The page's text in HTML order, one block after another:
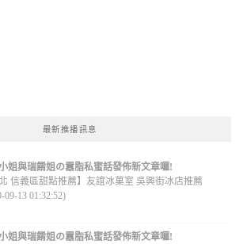
最新推播訊息
姐與瑞餚姐の囂脂私蜜話發佈新文章囉!
北 信義區甜點推薦】友誼冰菓室 吳興街冰店推薦
09-13 01:32:52)
姐與瑞餚姐の囂脂私蜜話發佈新文章囉!